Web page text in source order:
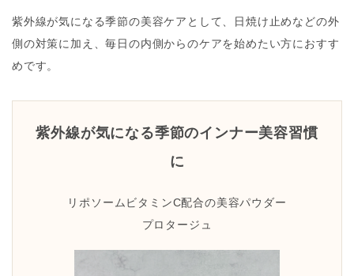
紫外線が気になる季節の美容ケアとして、日焼け止めなどの外
側の対策に加え、毎日の内側からのケアを始めたい方におすす
めです。
紫外線が気になる季節のインナー美容習慣
に
リポソームビタミンC配合の美容パウダー
プロタージュ